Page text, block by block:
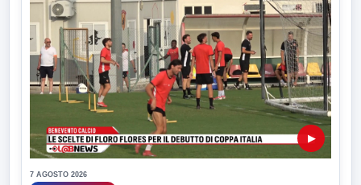
▶
7 AGOSTO 2026